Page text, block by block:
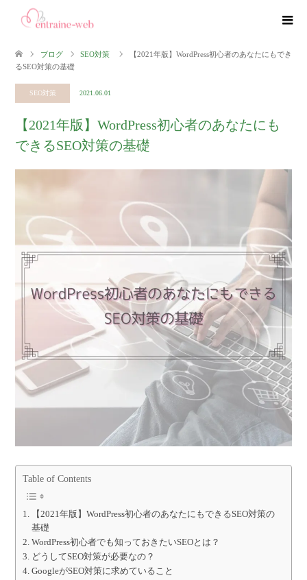
ブログ SEO対策
【2021年版】WordPress初心者のあなたにもでき
るSEO対策の基礎
SEO対策 2021.06.01
【2021年版】WordPress初心者のあなたにも
できるSEO対策の基礎
Table of Contents
【2021年版】WordPress初心者のあなたにもできるSEO対策の
基礎
WordPress初心者でも知っておきたいSEOとは？
どうしてSEO対策が必要なの？
GoogleがSEO対策に求めていること